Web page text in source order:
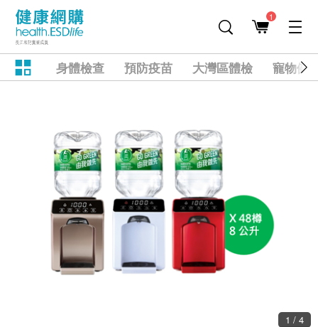
1
身體檢查 預防疫苗 大灣區體檢 寵物健
1 / 4